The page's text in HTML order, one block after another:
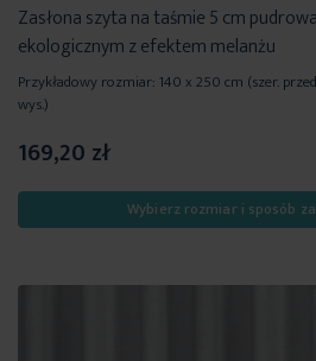
Zasłona szyta na taśmie 5 cm
ekologicznym z efektem melanżu
Przykładowy rozmiar: 140 x 250 cm (szer.
wys.)
169,20 zł
Wybierz rozmiar i sposób